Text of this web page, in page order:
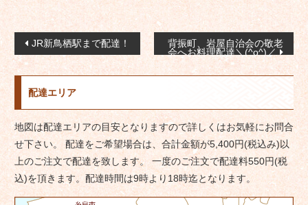
投
稿
ナ
ビ
ゲ
ー
シ
ョ
ン
JR新鳥栖駅まで配達！
背振町、岩屋自治会の敬老
会へお料理配達＼(^o^)／
配達エリア
地図は配達エリアの目安となりますので詳しくはお気軽にお問合
せ下さい。 配達をご希望場合は、合計金額が5,400円(税込み)以
上のご注文で配達を致します。 一度のご注文で配達料550円(税
込)を頂きます。配達時間は9時より18時迄となります。